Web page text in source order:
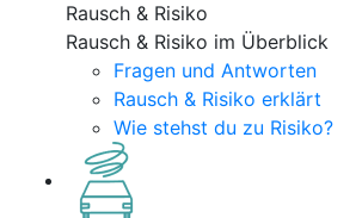
Rausch & Risiko
Rausch & Risiko im Überblick
Fragen und Antworten
Rausch & Risiko erklärt
Wie stehst du zu Risiko?